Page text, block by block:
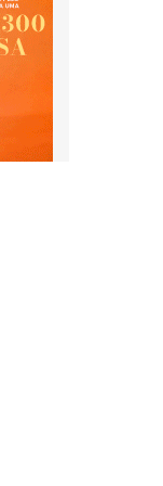
mundial da